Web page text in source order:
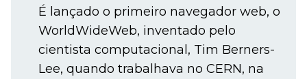
É lançado o primeiro navegador web, o
WorldWideWeb, inventado pelo
cientista computacional, Tim Berners-
Lee, quando trabalhava no CERN, na